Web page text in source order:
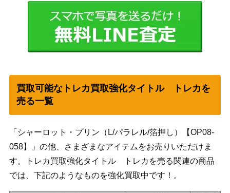
買取可能なトレカ買取強化タイトル トレカを
売る一覧
「シャーロット・プリン（L/パラレル/箔押し）【OP08-
058】」の他、さまざまなアイテムをお売りいただけま
す。トレカ買取強化タイトル トレカを売る関連の商品
では、下記のようなものを強化買取中です！。